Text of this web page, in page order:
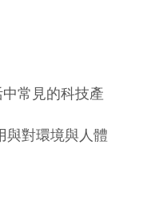
常見的科技產
對環境與人體